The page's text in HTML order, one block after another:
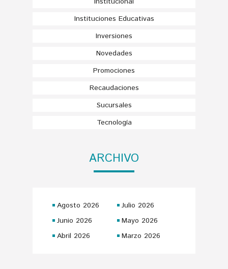
Instituciones Educativas
Inversiones
Novedades
Promociones
Recaudaciones
Sucursales
Tecnología
ARCHIVO
Agosto 2026
Julio 2026
Junio 2026
Mayo 2026
Abril 2026
Marzo 2026